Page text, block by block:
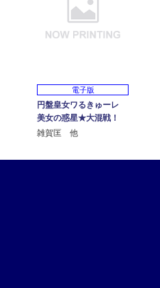
電子版
円盤皇女ワるきゅーレ
美女の惑星★大混戦！
雑賀匡 他